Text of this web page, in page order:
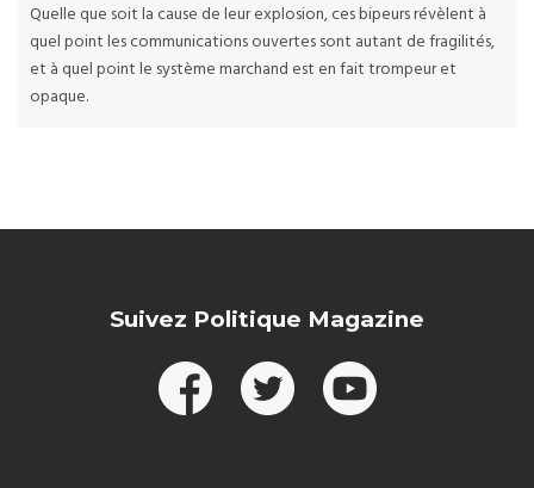
Quelle que soit la cause de leur explosion, ces bipeurs révèlent à
quel point les communications ouvertes sont autant de fragilités,
et à quel point le système marchand est en fait trompeur et
opaque.
Suivez Politique Magazine